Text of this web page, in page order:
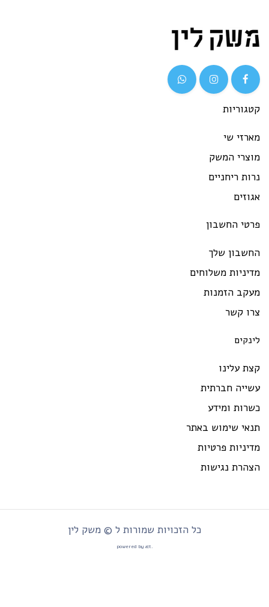
שי
המשק
ריחניים
החשבון
שלך
משלוחים
הזמנות
קשר
עלינו
חברתית
ומידע
שימוש באתר
פרטיות
נגישות
כל הזכויות שמורות ל © משק לין